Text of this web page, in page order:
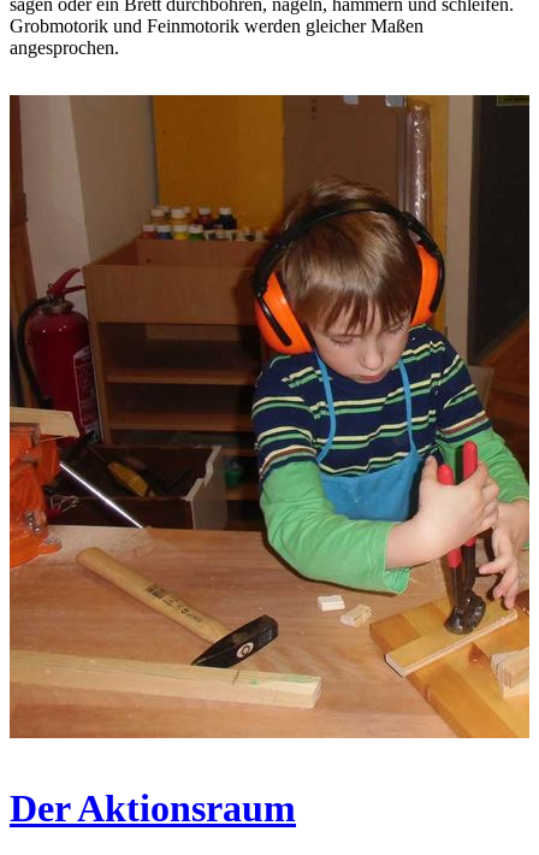
sägen oder ein Brett durchbohren, nageln, hämmern und schleifen.
Grobmotorik und Feinmotorik werden gleicher Maßen
angesprochen.
Der Aktionsraum